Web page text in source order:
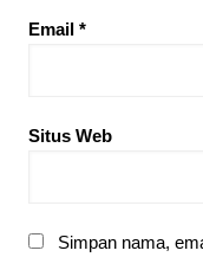
Email *
Situs Web
Simpan nama,